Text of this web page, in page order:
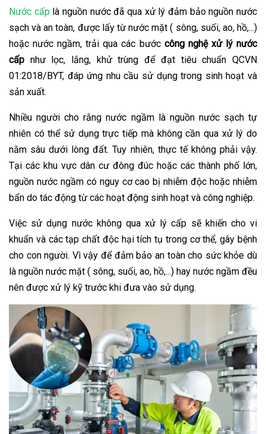
Nước cấp là nguồn nước đã qua xử lý đảm bảo nguồn nước
sạch và an toàn, được lấy từ nước mặt ( sông, suối, ao, hồ,...)
hoặc nước ngầm, trải qua các bước công nghệ xử lý nước
cấp như lọc, lắng, khử trùng để đạt tiêu chuẩn QCVN
01:2018/BYT, đáp ứng nhu cầu sử dụng trong sinh hoạt và
sản xuất.
Nhiều người cho rằng nước ngầm là nguồn nước sạch tự
nhiên có thể sử dụng trực tiếp mà không cần qua xử lý do
nằm sâu dưới lòng đất. Tuy nhiên, thực tế không phải vậy.
Tại các khu vực dân cư đông đúc hoặc các thành phố lớn,
nguồn nước ngầm có nguy cơ cao bị nhiễm độc hoặc nhiễm
bẩn do tác động từ các hoạt động sinh hoạt và công nghiệp.
Việc sử dụng nước không qua xử lý cấp sẽ khiến cho vi
khuẩn và các tạp chất độc hại tích tụ trong cơ thể, gây bệnh
cho con người. Vì vậy để đảm bảo an toàn cho sức khỏe dù
là nguồn nước mặt ( sông, suối, ao, hồ,...) hay nước ngầm đều
nên được xử lý kỹ trước khi đưa vào sử dụng.